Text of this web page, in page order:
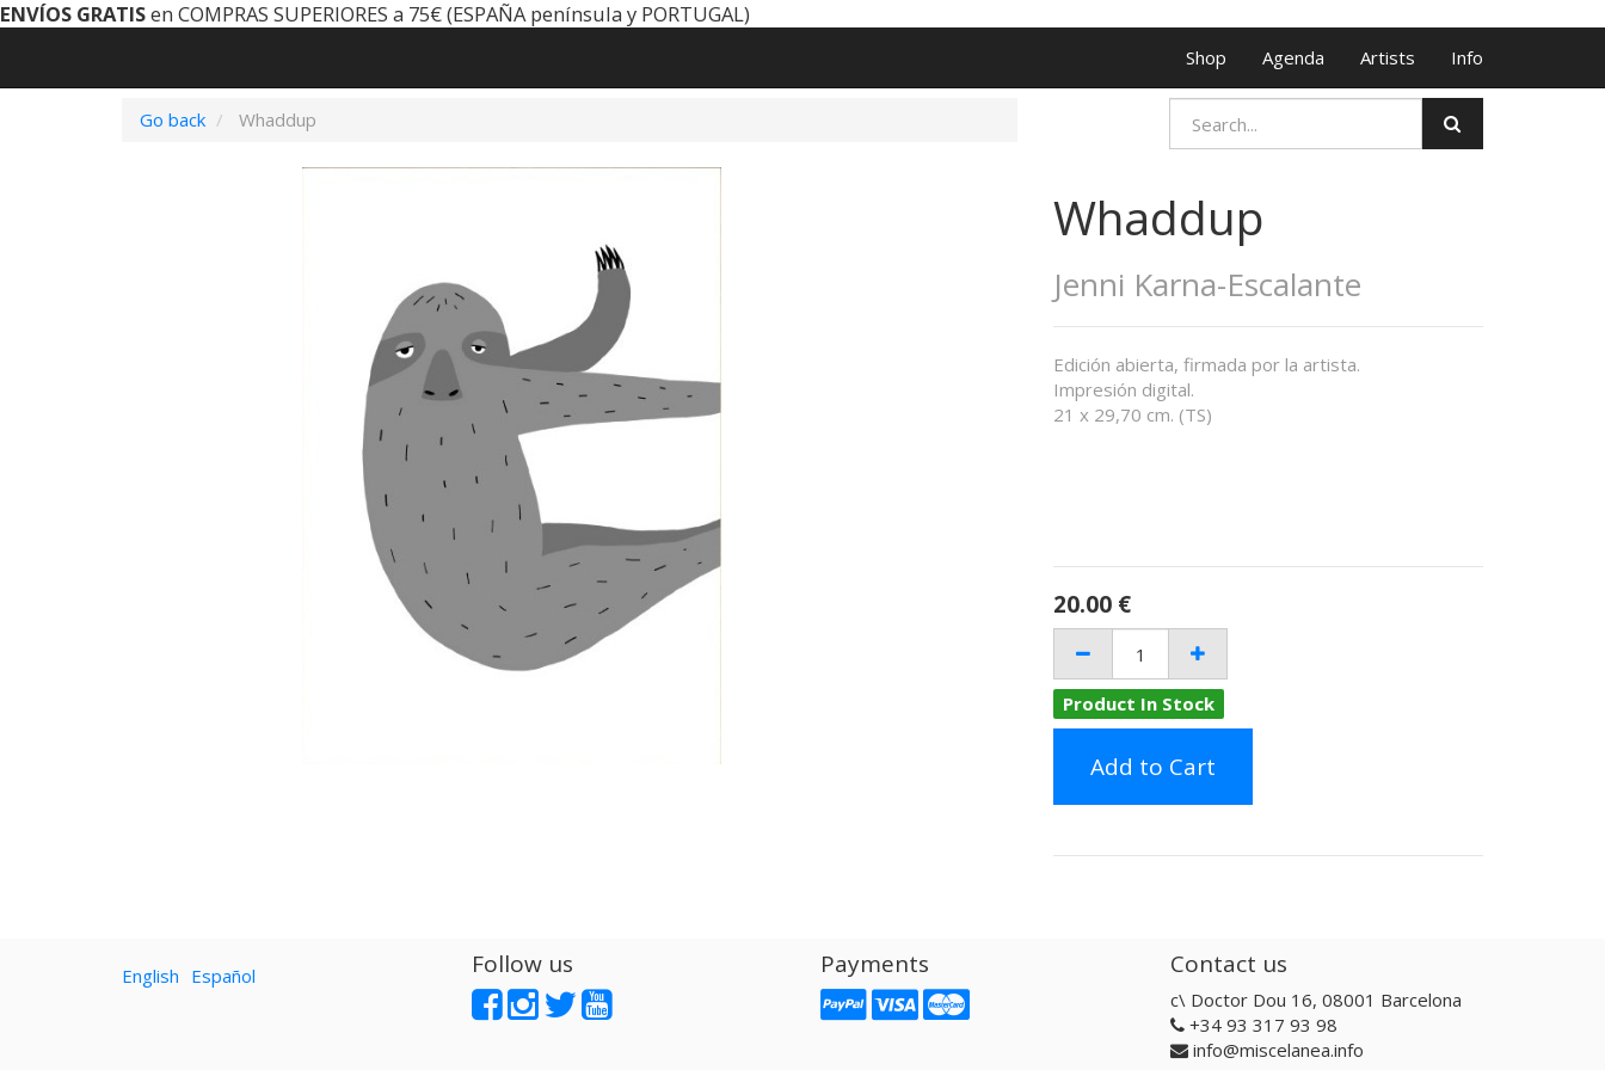
ENVÍOS GRATISen COMPRAS SUPERIORES a 75€ (ESPAÑA península y PORTUGAL)
Shop Agenda Artists Info
Go back Whaddup
Whaddup
Jenni Karna-Escalante
Edición abierta, firmada por la artista.
Impresión digital.
21 x 29,70 cm. (TS)
20.00 €
Product In Stock
Add to Cart
English Español Follow us Payments Contact us
c\ Doctor Dou 16, 08001 Barcelona
+34 93 317 93 98
info@miscelanea.info